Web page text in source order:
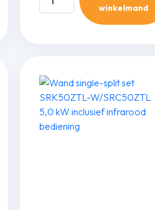
W
2,0
kW
inclusief
winkelmand